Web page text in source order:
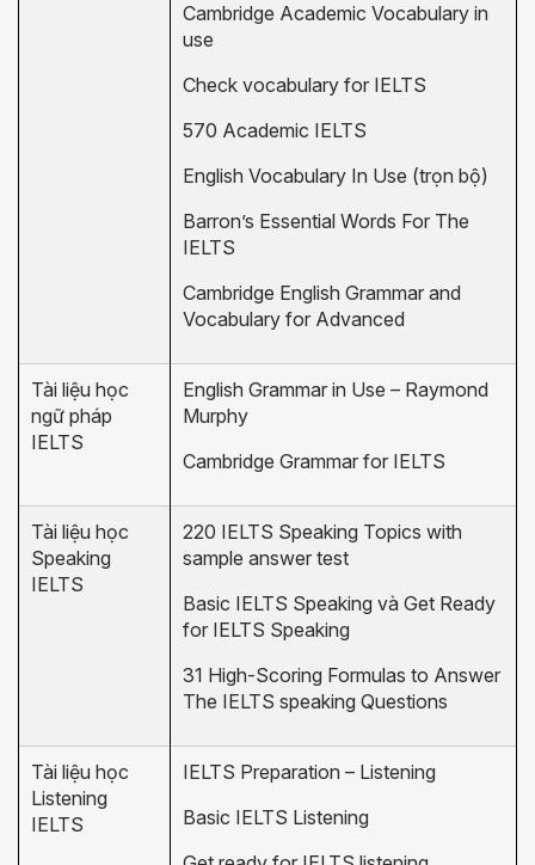
Cambridge Academic Vocabulary in
use
Check vocabulary for IELTS
570 Academic IELTS
English Vocabulary In Use (trọn bộ)
Barron’s Essential Words For The
IELTS
Cambridge English Grammar and
Vocabulary for Advanced
Tài liệu học
ngữ pháp
IELTS
English Grammar in Use – Raymond
Murphy
Cambridge Grammar for IELTS
Tài liệu học
Speaking
IELTS
220 IELTS Speaking Topics with
sample answer test
Basic IELTS Speaking và Get Ready
for IELTS Speaking
31 High-Scoring Formulas to Answer
The IELTS speaking Questions
Tài liệu học
Listening
IELTS
IELTS Preparation – Listening
Basic IELTS Listening